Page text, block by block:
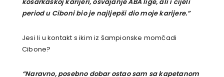
košarkaškoj karijeri, osvajanje ABA lige, ali i cijeli
period u Ciboni bio je najljepši dio moje karijere.”
Jesi li u kontakt s ikim iz šampionske momčadi
Cibone?
“Naravno, posebno dobar ostao sam sa kapetanom